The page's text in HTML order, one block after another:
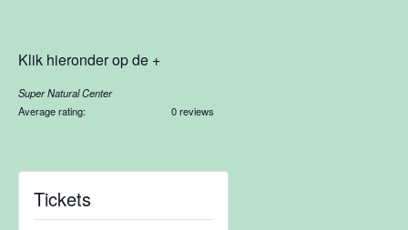
Klik hieronder op de +
Super Natural Center
Average rating:
0 reviews
Tickets